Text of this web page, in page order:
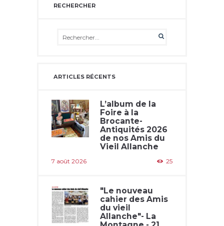
RECHERCHER
ARTICLES RÉCENTS
L’album de la
Foire à la
Brocante-
Antiquités 2026
de nos Amis du
Vieil Allanche
7 août 2026 25
"Le nouveau
cahier des Amis
du vieil
Allanche"- La